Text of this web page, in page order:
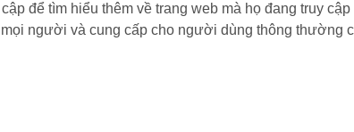
để tìm hiểu thêm về trang web mà họ đang truy
người và cung cấp cho người dùng thông thường